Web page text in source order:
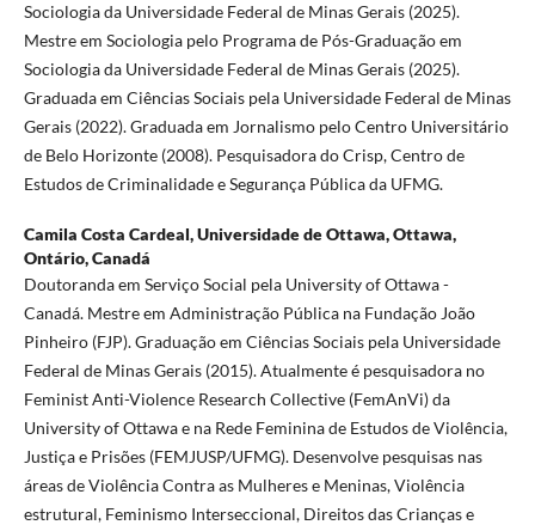
Sociologia da Universidade Federal de Minas Gerais (2025).
Mestre em Sociologia pelo Programa de Pós-Graduação em
Sociologia da Universidade Federal de Minas Gerais (2025).
Graduada em Ciências Sociais pela Universidade Federal de Minas
Gerais (2022). Graduada em Jornalismo pelo Centro Universitário
de Belo Horizonte (2008). Pesquisadora do Crisp, Centro de
Estudos de Criminalidade e Segurança Pública da UFMG.
Camila Costa Cardeal,Universidade de Ottawa, Ottawa,
Ontário, Canadá
Doutoranda em Serviço Social pela University of Ottawa -
Canadá. Mestre em Administração Pública na Fundação João
Pinheiro (FJP). Graduação em Ciências Sociais pela Universidade
Federal de Minas Gerais (2015). Atualmente é pesquisadora no
Feminist Anti-Violence Research Collective (FemAnVi) da
University of Ottawa e na Rede Feminina de Estudos de Violência,
Justiça e Prisões (FEMJUSP/UFMG). Desenvolve pesquisas nas
áreas de Violência Contra as Mulheres e Meninas, Violência
estrutural, Feminismo Interseccional, Direitos das Crianças e